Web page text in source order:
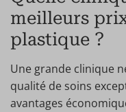
meilleurs
plastique ?
Une grande clinique
qualité de soins
avantages